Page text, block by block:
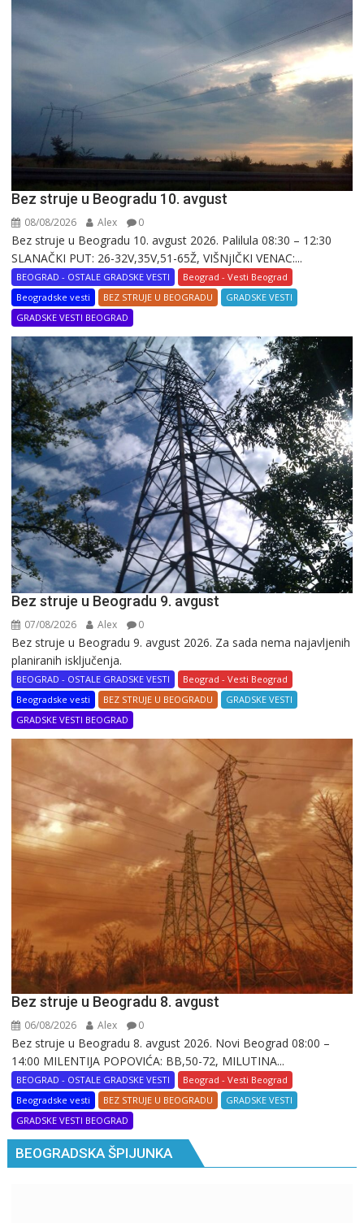
Bez struje u Beogradu 10. avgust
08/08/2026 Alex 0
Bez struje u Beogradu 10. avgust 2026. Palilula 08:30 – 12:30
SLANAČKI PUT: 26-32V,35V,51-65Ž, VIŠNjIČKI VENAC:...
BEOGRAD - OSTALE GRADSKE VESTI
Beograd - Vesti Beograd
Beogradske vesti
BEZ STRUJE U BEOGRADU
GRADSKE VESTI
GRADSKE VESTI BEOGRAD
Bez struje u Beogradu 9. avgust
07/08/2026 Alex 0
Bez struje u Beogradu 9. avgust 2026. Za sada nema najavljenih
planiranih isključenja.
BEOGRAD - OSTALE GRADSKE VESTI
Beograd - Vesti Beograd
Beogradske vesti
BEZ STRUJE U BEOGRADU
GRADSKE VESTI
GRADSKE VESTI BEOGRAD
Bez struje u Beogradu 8. avgust
06/08/2026 Alex 0
Bez struje u Beogradu 8. avgust 2026. Novi Beograd 08:00 –
14:00 MILENTIJA POPOVIĆA: BB,50-72, MILUTINA...
BEOGRAD - OSTALE GRADSKE VESTI
Beograd - Vesti Beograd
Beogradske vesti
BEZ STRUJE U BEOGRADU
GRADSKE VESTI
GRADSKE VESTI BEOGRAD
BEOGRADSKA ŠPIJUNKA